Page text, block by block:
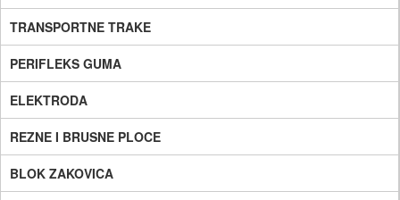
TRANSPORTNE TRAKE
PERIFLEKS GUMA
ELEKTRODA
REZNE I BRUSNE PLOCE
BLOK ZAKOVICA